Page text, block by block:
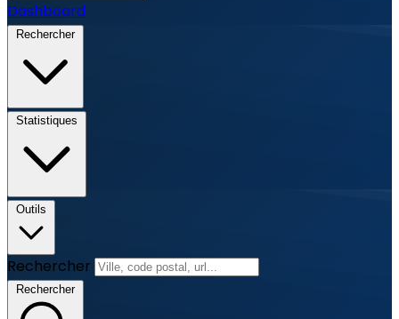
Dashboard
Rechercher
Statistiques
Outils
Rechercher
Rechercher